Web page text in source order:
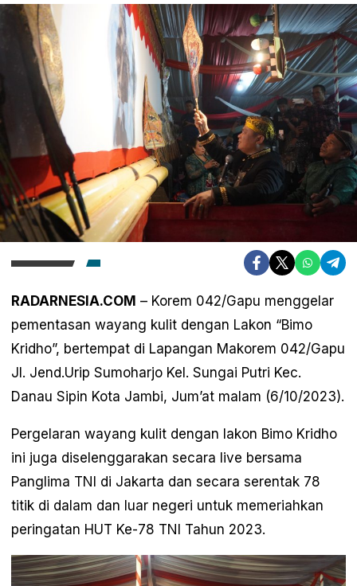
RADARNESIA.COM – Korem 042/Gapu menggelar
pementasan wayang kulit dengan Lakon “Bimo
Kridho”, bertempat di Lapangan Makorem 042/Gapu
Jl. Jend.Urip Sumoharjo Kel. Sungai Putri Kec.
Danau Sipin Kota Jambi, Jum’at malam (6/10/2023).
Pergelaran wayang kulit dengan lakon Bimo Kridho
ini juga diselenggarakan secara live bersama
Panglima TNI di Jakarta dan secara serentak 78
titik di dalam dan luar negeri untuk memeriahkan
peringatan HUT Ke-78 TNI Tahun 2023.